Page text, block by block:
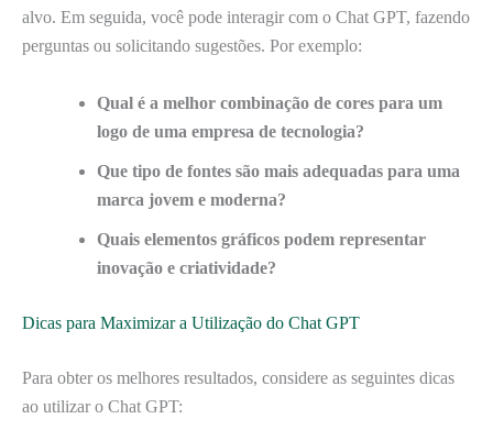
alvo. Em seguida, você pode interagir com o Chat GPT, fazendo
perguntas ou solicitando sugestões. Por exemplo:
Qual é a melhor combinação de cores para um
logo de uma empresa de tecnologia?
Que tipo de fontes são mais adequadas para uma
marca jovem e moderna?
Quais elementos gráficos podem representar
inovação e criatividade?
Dicas para Maximizar a Utilização do Chat GPT
Para obter os melhores resultados, considere as seguintes dicas
ao utilizar o Chat GPT: